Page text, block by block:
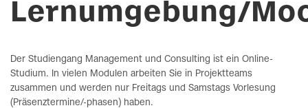
Lernumgebung/
Der Studiengang Management und Consulting ist ein Online-
Studium. In vielen Modulen arbeiten Sie in Projektteams
zusammen und werden nur Freitags und Samstags Vorlesung
(Präsenztermine/-phasen) haben.